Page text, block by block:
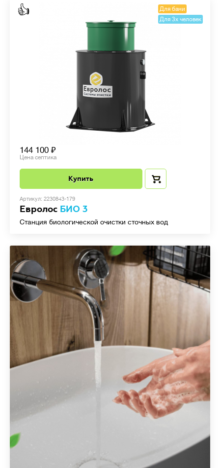
👍
Для бани
Для 3х человек
144 100
Цена септика
Купить
Артикул: 2230843-179
Евролос БИО 3
Станция биологической очистки сточных вод